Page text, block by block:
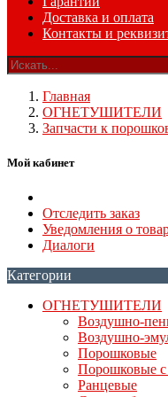
Доставка и оплата
Контакты и
Главная
ОГНЕТУШИТЕЛИ
Запчасти к
Мой кабинет
Отследить заказ
Уведомления о
Диалоги
Категории
ОГНЕТУШИТЕЛИ
Воздушно-
Воздушно-
Порошковые
Порошковые
Ранцевые